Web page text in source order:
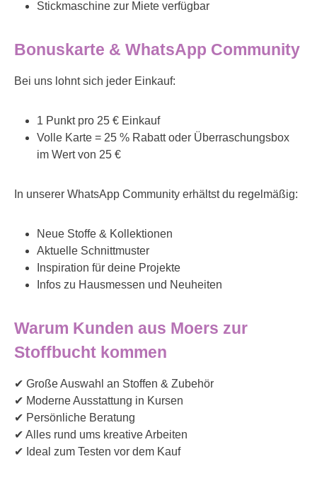
Stickmaschine zur Miete verfügbar
Bonuskarte & WhatsApp Community
Bei uns lohnt sich jeder Einkauf:
1 Punkt pro 25 € Einkauf
Volle Karte = 25 % Rabatt oder Überraschungsbox
im Wert von 25 €
In unserer WhatsApp Community erhältst du regelmäßig:
Neue Stoffe & Kollektionen
Aktuelle Schnittmuster
Inspiration für deine Projekte
Infos zu Hausmessen und Neuheiten
Warum Kunden aus Moers zur
Stoffbucht kommen
✔ Große Auswahl an Stoffen & Zubehör
✔ Moderne Ausstattung in Kursen
✔ Persönliche Beratung
✔ Alles rund ums kreative Arbeiten
✔ Ideal zum Testen vor dem Kauf